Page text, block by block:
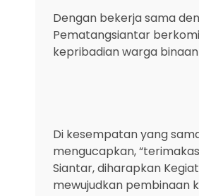
Dengan bekerja sama
Pematangsiantar
kepribadian warga
Di kesempatan yang
mengucapkan,
Siantar, diharapkan
mewujudkan pembinaan